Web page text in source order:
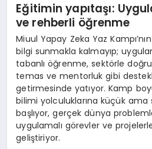
Eğitimin yapıtaşı:
ve rehberli öğrenme
Miuul Yapay Zeka Yaz
bilgi sunmakla kalmayıp;
tabanlı öğrenme, sektörle
temas ve mentorluk gibi
getirmesinde yatıyor. Kamp
bilimi yolculuklarına küçük ama
başlıyor, gerçek dünya
uygulamalı görevler ve
geliştiriyor.